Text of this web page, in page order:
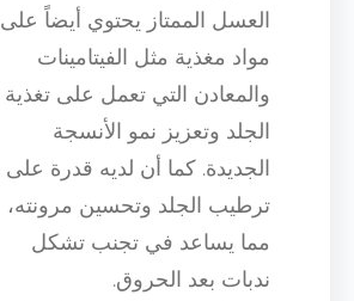
العسل الممتاز يحتوي أيضاً على
مواد مغذية مثل الفيتامينات
والمعادن التي تعمل على تغذية
الجلد وتعزيز نمو الأنسجة
الجديدة. كما أن لديه قدرة على
ترطيب الجلد وتحسين مرونته،
مما يساعد في تجنب تشكل
ندبات بعد الحروق.